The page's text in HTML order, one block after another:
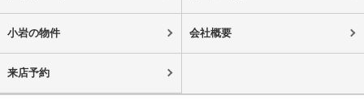
小岩の物件 会社概要
来店予約